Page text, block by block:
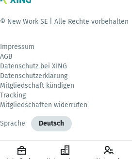
© New Work SE | Alle Rechte vorbehalten
Impressum
AGB
Datenschutz bei XING
Datenschutzerklärung
Mitgliedschaft kündigen
Tracking
Mitgliedschaften widerrufen
Sprache Deutsch